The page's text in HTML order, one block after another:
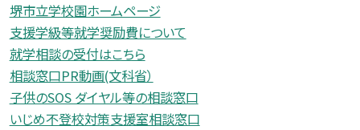
堺市立学校園ホームページ
支援学級等就学奨励費について
就学相談の受付はこちら
相談窓口PR動画(文科省）
子供のSOS ダイヤル等の相談窓口
いじめ不登校対策支援室相談窓口